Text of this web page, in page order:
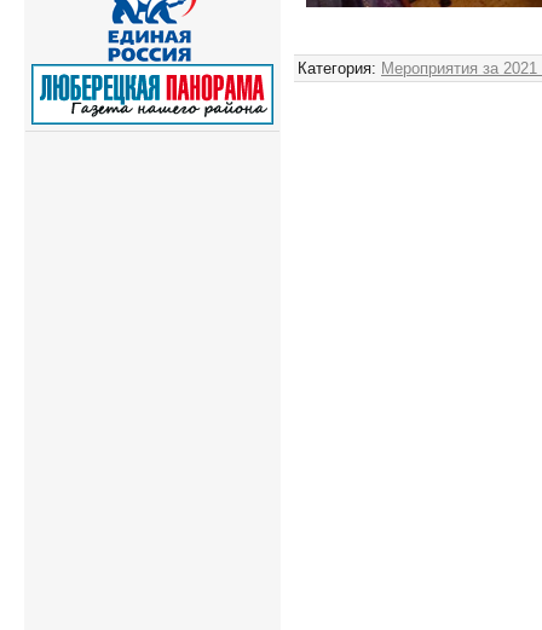
Категория: Мероприятия за 2021